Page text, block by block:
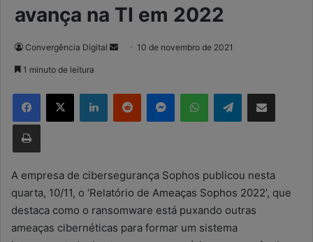
avança na TI em 2022
Convergência Digital
d
-
m
a
10 de novembro de 2021
1 minuto de leitura
Telegram
A empresa de cibersegurança Sophos publicou nesta
quarta, 10/11, o ‘Relatório de Ameaças Sophos 2022’, que
destaca como o ransomware está puxando outras
ameaças cibernéticas para formar um sistema